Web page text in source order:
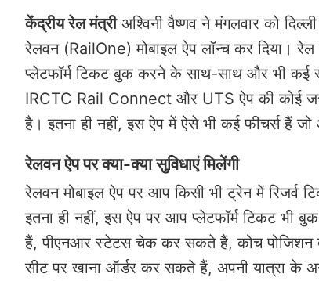
केंद्रीय रेल मंत्रीअश्विनी वैष्णव ने मंगलवार को
रेलवन (RailOne) मोबाइल ऐप लॉन्च कर दिया।
प्लेटफॉर्म टिकट बुक करने के साथ-साथ और भी
IRCTC Rail Connect और UTS ऐप की कोई
है। इतना ही नहीं, इस ऐप में ऐसे भी कई फीचर्स हैं
रेलवन ऐप पर क्या-क्या सुविधाएं मिलेंगी
रेलवन मोबाइल ऐप पर आप किसी भी ट्रेन में
इतना ही नहीं, इस ऐप पर आप प्लेटफॉर्म टिकट
हैं, पीएनआर स्टेटस चेक कर सकते हैं, कोच
सीट पर खाना ऑर्डर कर सकते हैं, अपनी यात्रा